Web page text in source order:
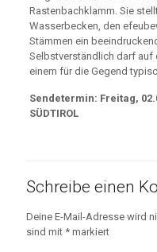
Rastenbachklamm. Sie
Wasserbecken, den
Stämmen ein
Selbstverständlich darf auf
einem für die Gegend
Sendetermin: Freitag,
SÜDTIROL
Schreibe einen
Deine E-Mail-Adresse wird
sind mit * markiert